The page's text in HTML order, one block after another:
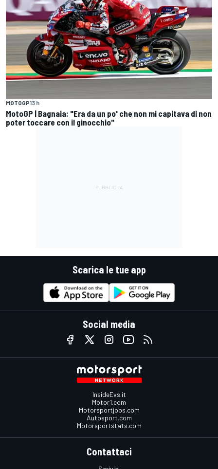
MOTOGP13 h
MotoGP | Bagnaia: "Era da un po' che non mi capitava di non
poter toccare con il ginocchio"
Scarica le tue app
Social media
InsideEvs.it
Motor1.com
Motorsportjobs.com
Autosport.com
Motorsportstats.com
Contattaci